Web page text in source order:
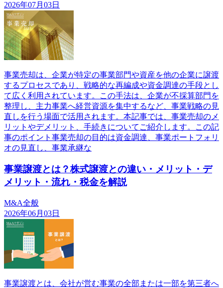
2026年07月03日
事業売却は、企業が特定の事業部門や資産を他の企業に譲渡
するプロセスであり、戦略的な再編成や資金調達の手段とし
て広く利用されています。この手法は、企業が不採算部門を
整理し、主力事業へ経営資源を集中するなど、事業戦略の見
直しを行う場面で活用されます。本記事では、事業売却のメ
リットやデメリット、手続きについてご紹介します。この記
事のポイント事業売却の目的は資金調達、事業ポートフォリ
オの見直し、事業承継な
事業譲渡とは？株式譲渡との違い・メリット・デ
メリット・流れ・税金を解説
M&A全般
2026年06月03日
事業譲渡とは、会社が営む事業の全部または一部を第三者へ